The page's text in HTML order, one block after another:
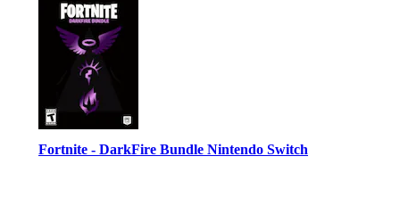
Fortnite - DarkFire Bundle Nintendo Switch